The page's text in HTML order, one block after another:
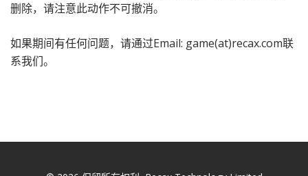
删除，请注意此动作不可撤消。
如果期间有任何问题，请通过Email: game(at)recax.com联
系我们。